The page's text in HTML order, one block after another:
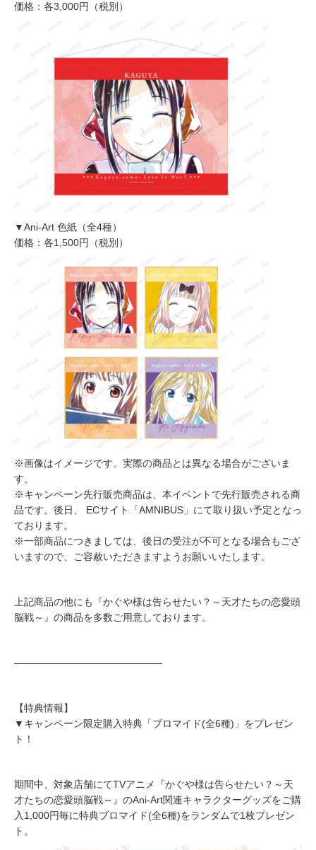
価格：各3,000円（税別）
▼Ani-Art 色紙（全4種）
価格：各1,500円（税別）
※画像はイメージです。実際の商品とは異なる場合がございま
す。
※キャンペーン先行販売商品は、本イベントで先行販売される商
品です。後日、 ECサイト「AMNIBUS」にて取り扱い予定となっ
ております。
※一部商品につきましては、後日の受注が不可となる場合もござ
いますので、ご容赦いただきますようお願いいたします。
上記商品の他にも『かぐや様は告らせたい？～天才たちの恋愛頭
脳戦～』の商品を多数ご用意しております。
―――――――――――――――
【特典情報】
▼キャンペーン限定購入特典「ブロマイド(全6種)」をプレゼン
ト！
期間中、対象店舗にてTVアニメ『かぐや様は告らせたい？～天
才たちの恋愛頭脳戦～』のAni-Art関連キャラクターグッズをご購
入1,000円毎に特典ブロマイド(全6種)をランダムで1枚プレゼン
ト。